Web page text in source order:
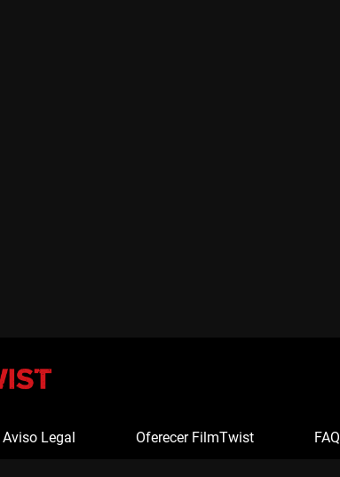
Aviso Legal Oferecer FilmTwist FAQ